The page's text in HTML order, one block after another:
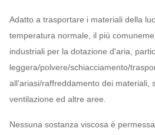
Adatto a trasportare i materiali della
temperatura normale, il più
industriali per la dotazione d'aria,
leggera/polvere/schiacciamento/
all'ariasi/raffreddamento dei materiali,
ventilazione ed altre aree.
Nessuna sostanza viscosa è